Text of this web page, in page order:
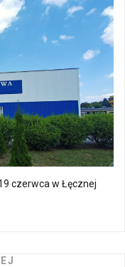
czerwca w Łęcznej